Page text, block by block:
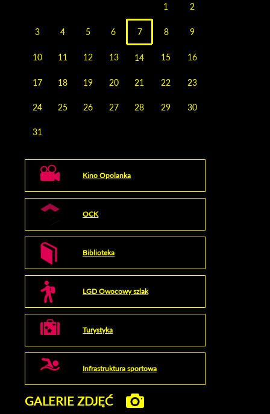
1 2
3 4 5 6 7 8 9
10 11 12 13 14 15 16
17 18 19 20 21 22 23
24 25 26 27 28 29 30
31
Kino Opolanka
OCK
Biblioteka
LGD Owocowy szlak
Turystyka
Infrastruktura sportowa
GALERIE ZDJĘĆ